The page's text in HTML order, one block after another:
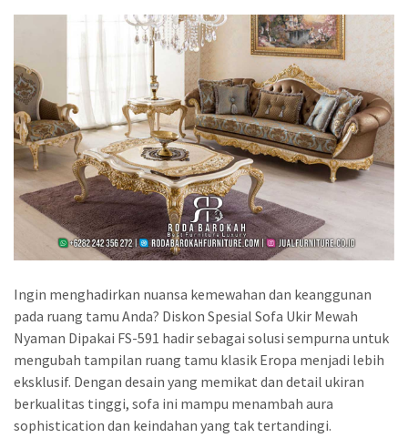
Ingin menghadirkan nuansa kemewahan dan keanggunan
pada ruang tamu Anda? Diskon Spesial Sofa Ukir Mewah
Nyaman Dipakai FS-591 hadir sebagai solusi sempurna untuk
mengubah tampilan ruang tamu klasik Eropa menjadi lebih
eksklusif. Dengan desain yang memikat dan detail ukiran
berkualitas tinggi, sofa ini mampu menambah aura
sophistication dan keindahan yang tak tertandingi.